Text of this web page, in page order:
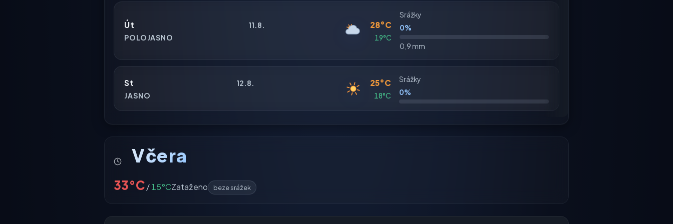
Út
11.8.
POLOJASNO
28°C
19°C
Srážky
0%
0,9 mm
St
12.8.
JASNO
25°C
18°C
Srážky
0%
Včera
33°C/15°CZataženo beze srážek